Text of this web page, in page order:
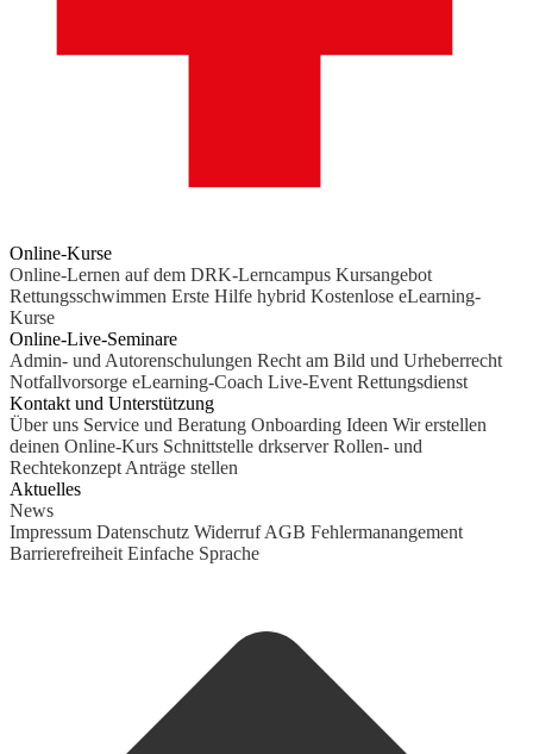
Online-Kurse
Online-Lernen auf dem DRK-Lerncampus Kursangebot
Rettungsschwimmen Erste Hilfe hybrid Kostenlose eLearning-
Kurse
Online-Live-Seminare
Admin- und Autorenschulungen Recht am Bild und Urheberrecht
Notfallvorsorge eLearning-Coach Live-Event Rettungsdienst
Kontakt und Unterstützung
Über uns Service und Beratung Onboarding Ideen Wir erstellen
deinen Online-Kurs Schnittstelle drkserver Rollen- und
Rechtekonzept Anträge stellen
Aktuelles
News
Impressum Datenschutz Widerruf AGB Fehlermanangement
Barrierefreiheit Einfache Sprache